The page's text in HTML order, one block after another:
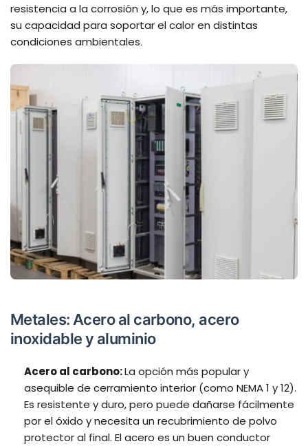
resistencia a la corrosión y, lo que es más importante,
su capacidad para soportar el calor en distintas
condiciones ambientales.
Metales: Acero al carbono, acero
inoxidable y aluminio
Acero al carbono:La opción más popular y
asequible de cerramiento interior (como NEMA 1 y 12).
Es resistente y duro, pero puede dañarse fácilmente
por el óxido y necesita un recubrimiento de polvo
protector al final. El acero es un buen conductor